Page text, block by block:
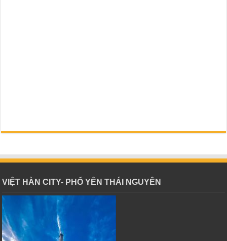
VIỆT HÀN CITY- PHỔ YÊN THÁI NGUYÊN